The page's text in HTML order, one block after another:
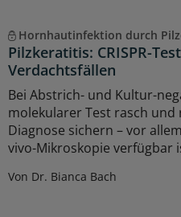
Hornhautinfektion durch
Pilzkeratitis: CRISPR-
Verdachtsfällen
Bei Abstrich- und Kultur-
molekularer Test rasch und
Diagnose sichern – vor
vivo-Mikroskopie verfügbar
Von Dr. Bianca Bach